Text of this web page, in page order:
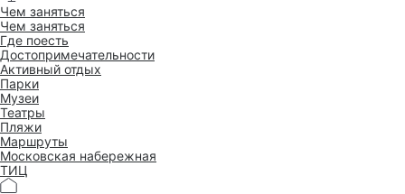
Чем заняться
Чем заняться
Где поесть
Достопримеча­тельности
Активный отдых
Парки
Музеи
Театры
Пляжи
Маршруты
Московская набережная
ТИЦ